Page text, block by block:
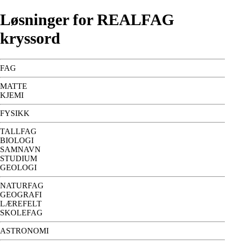
Løsninger for REALFAG
kryssord
FAG
MATTE
KJEMI
FYSIKK
TALLFAG
BIOLOGI
SAMNAVN
STUDIUM
GEOLOGI
NATURFAG
GEOGRAFI
LÆREFELT
SKOLEFAG
ASTRONOMI